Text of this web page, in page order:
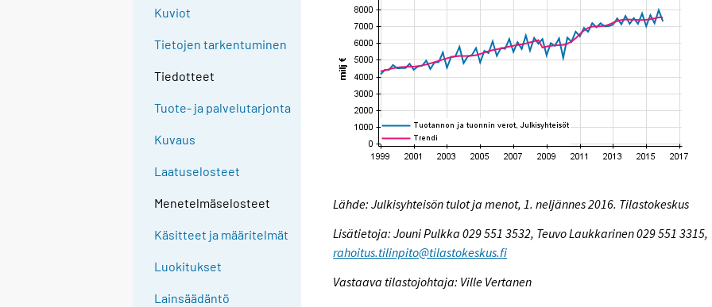
Kuviot
Tietojen tarkentuminen
Tiedotteet
Tuote- ja palvelutarjonta
Kuvaus
Laatuselosteet
Menetelmäselosteet
Käsitteet ja määritelmät
Luokitukset
Lainsäädäntö
Lähde: Julkisyhteisön tulot ja menot, 1. neljännes 2016. Tilastokeskus
Lisätietoja: Jouni Pulkka 029 551 3532, Teuvo Laukkarinen 029 551 3315,
rahoitus.tilinpito@tilastokeskus.fi
Vastaava tilastojohtaja: Ville Vertanen